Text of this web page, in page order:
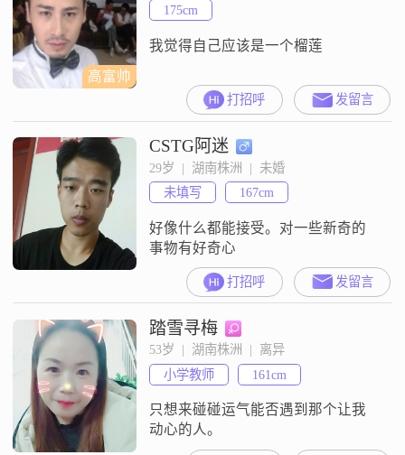
高富帅
175cm
我觉得自己应该是一个榴莲
打招呼 发留言
CSTG阿迷
29岁  |  湖南株洲  |  未婚
未填写
167cm
好像什么都能接受。对一些新奇的
事物有好奇心
打招呼 发留言
踏雪寻梅
53岁  |  湖南株洲  |  离异
小学教师
161cm
只想来碰碰运气能否遇到那个让我
动心的人。